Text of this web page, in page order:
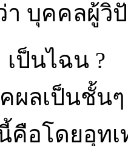
า บุคคลผู้
ป็นไฉน ?
ผลเป็นชั้น
คือโดยอุท